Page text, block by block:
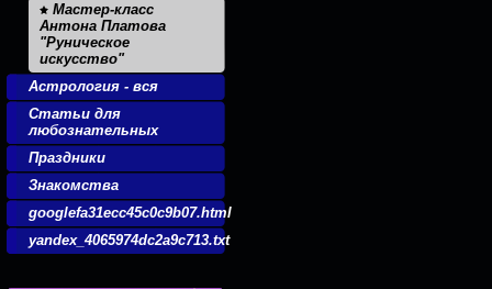
Мастер-класс
Антона Платова
"Руническое
искусство"
Астрология - вся
Статьи для
любознательных
Праздники
Знакомства
googlefa31ecc45c0c9b07.html
yandex_4065974dc2a9c713.txt